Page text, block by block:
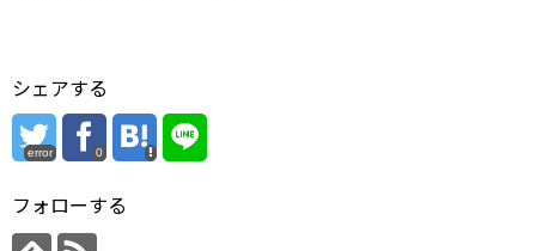
シェアする
error 0
フォローする